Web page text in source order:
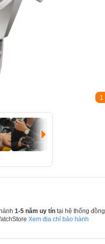
1
1-5 năm uy tín tại hệ thống đồng
Xem địa chỉ bảo hành